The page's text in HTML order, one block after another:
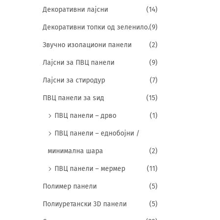
Декоративни лајсни (14)
Декоративни топки од зеленило.(9)
Звучно изолациони панели (2)
Лајсни за ПВЦ панели (9)
Лајсни за стиродур (7)
ПВЦ панели за ѕид (15)
ПВЦ панели – дрво (1)
ПВЦ панели – еднобојни /
минимална шара (2)
ПВЦ панели – мермер (11)
Полимер панели (5)
Полиуретански 3D панели (5)